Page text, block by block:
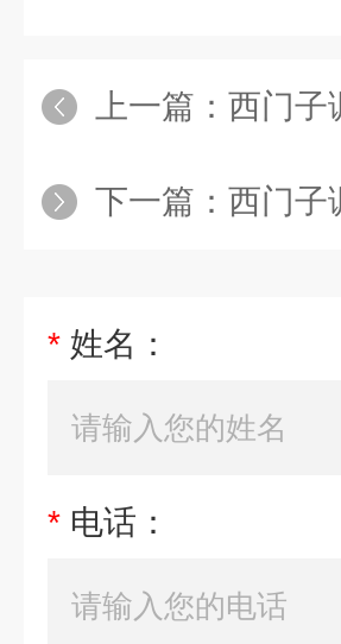
上一篇： 西门子
下一篇： 西门子
* 姓名：
* 电话：